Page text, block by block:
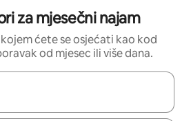
za mjesečni najam
ćete se osjećati kao kod
od mjesec ili više dana.
moći ćete ih pregledati